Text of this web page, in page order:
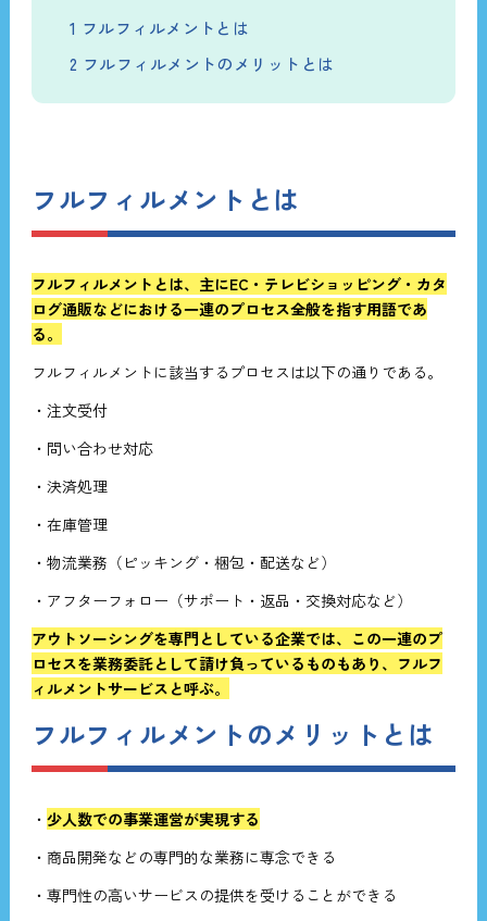
1 フルフィルメントとは
2 フルフィルメントのメリットとは
フルフィルメントとは
フルフィルメントとは、主にEC・テレビショッピング・カタ
ログ通販などにおける一連のプロセス全般を指す用語であ
る。
フルフィルメントに該当するプロセスは以下の通りである。
・注文受付
・問い合わせ対応
・決済処理
・在庫管理
・物流業務（ピッキング・梱包・配送など）
・アフターフォロー（サポート・返品・交換対応など）
アウトソーシングを専門としている企業では、この一連のプ
ロセスを業務委託として請け負っているものもあり、フルフ
ィルメントサービスと呼ぶ。
フルフィルメントのメリットとは
・ 少人数での事業運営が実現する
・商品開発などの専門的な業務に専念できる
・専門性の高いサービスの提供を受けることができる